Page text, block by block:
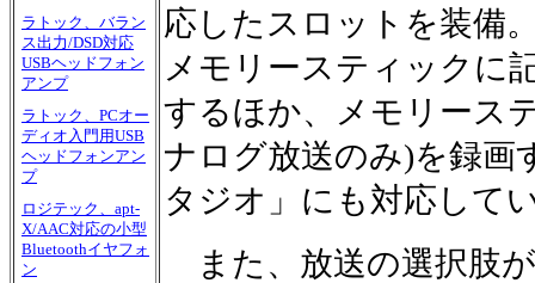
ラトック、バラン
ス出力/DSD対応
USBヘッドフォン
アンプ
ラトック、PCオー
ディオ入門用USB
ヘッドフォンアン
プ
ロジテック、apt-
X/AAC対応の小型
Bluetoothイヤフォ
ン
応したスロットを装備
メモリースティックに
するほか、メモリース
ナログ放送のみ)を録画
タジオ」にも対応して
また、放送の選択肢